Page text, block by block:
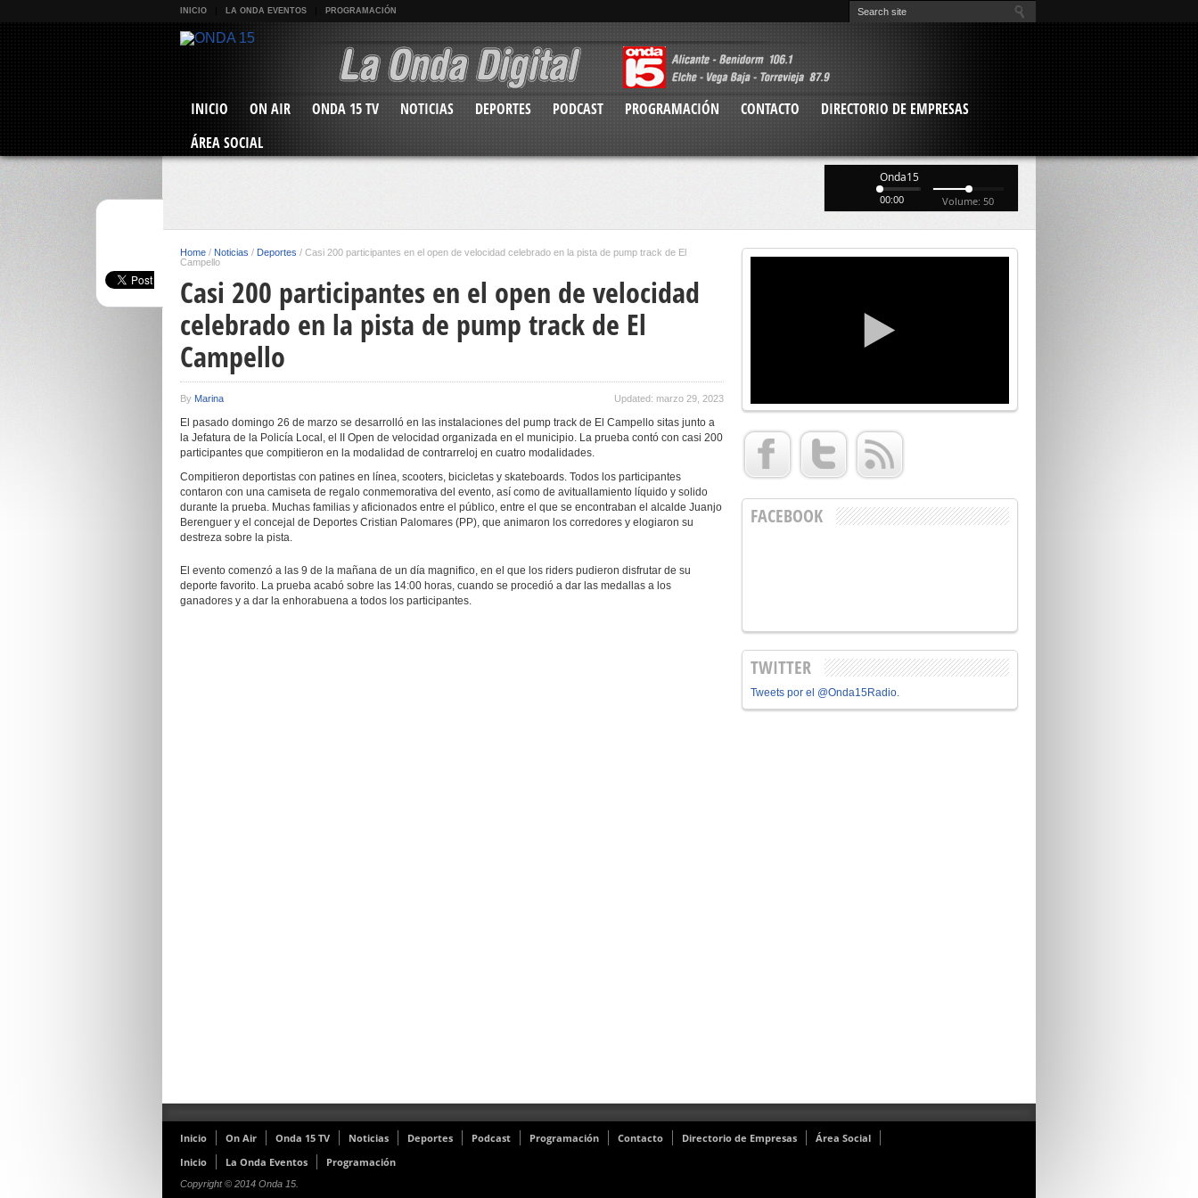
INICIO LA ONDA EVENTOS PROGRAMACIÓN
INICIO ON AIR ONDA 15 TV NOTICIAS DEPORTES PODCAST PROGRAMACIÓN CONTACTO
DIRECTORIO DE EMPRESAS
ÁREA SOCIAL
Onda15
00:00 Volume: 50
Home / Noticias / Deportes / Casi 200 participantes en el open de velocidad celebrado en la pista de pump track de El
Campello
Casi 200 participantes en el open de velocidad
celebrado en la pista de pump track de El
Campello
By Marina Updated: marzo 29, 2023
El pasado domingo 26 de marzo se desarrolló en las instalaciones del pump track de El Campello sitas junto a
la Jefatura de la Policía Local, el II Open de velocidad organizada en el municipio. La prueba contó con casi 200
participantes que compitieron en la modalidad de contrarreloj en cuatro modalidades.
Compitieron deportistas con patines en línea, scooters, bicicletas y skateboards. Todos los participantes
contaron con una camiseta de regalo conmemorativa del evento, así como de avituallamiento líquido y solido
durante la prueba. Muchas familias y aficionados entre el público, entre el que se encontraban el alcalde Juanjo
Berenguer y el concejal de Deportes Cristian Palomares (PP), que animaron los corredores y elogiaron su
destreza sobre la pista.
El evento comenzó a las 9 de la mañana de un día magnifico, en el que los riders pudieron disfrutar de su
deporte favorito. La prueba acabó sobre las 14:00 horas, cuando se procedió a dar las medallas a los
ganadores y a dar la enhorabuena a todos los participantes.
FACEBOOK
TWITTER
Tweets por el @Onda15Radio.
Inicio On Air Onda 15 TV Noticias Deportes Podcast Programación Contacto Directorio de Empresas
Área Social
Inicio
La Onda Eventos Programación
Copyright © 2014 Onda 15.